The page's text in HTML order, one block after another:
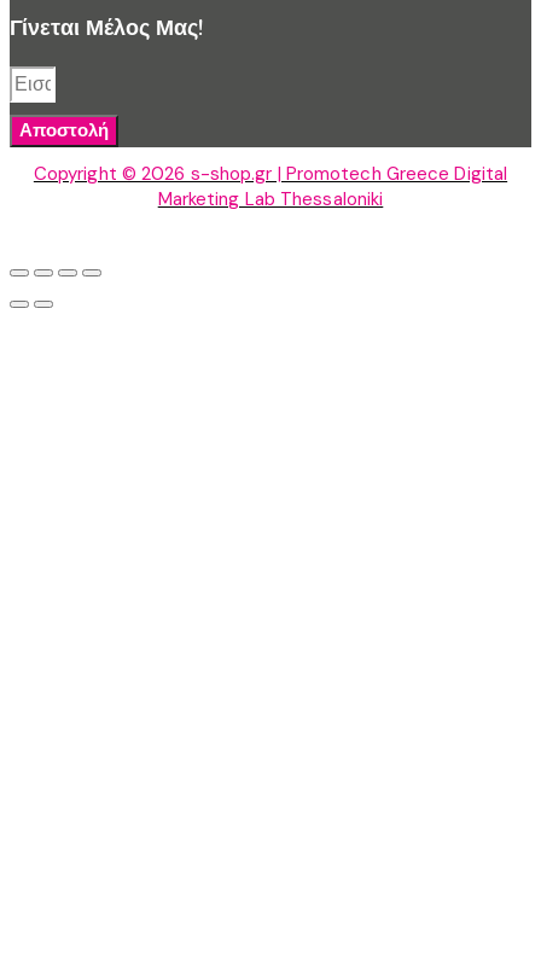
Γίνεται Μέλος Μας!
Αποστολή
Copyright © 2026 s-shop.gr | Promotech Greece Digital
Marketing Lab Thessaloniki